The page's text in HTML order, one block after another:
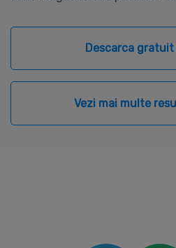
Descarca
Vezi mai multe